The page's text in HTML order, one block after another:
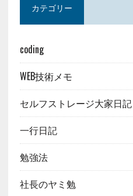
カテゴリー
coding
WEB技術メモ
セルフストレージ大家日記
一行日記
勉強法
社長のヤミ勉